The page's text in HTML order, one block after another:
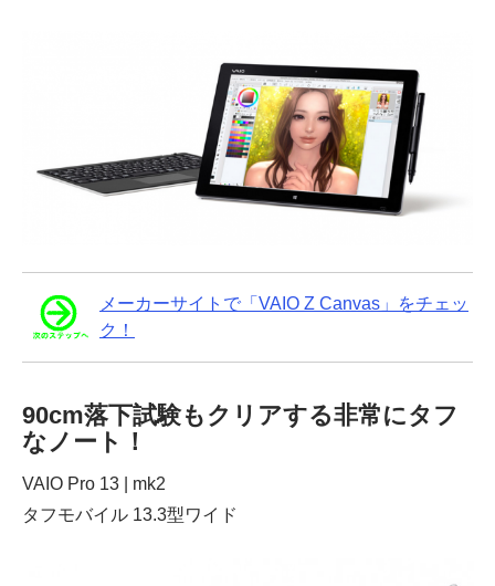
メーカーサイトで「VAIO Z Canvas」をチェッ
ク！
90cm落下試験もクリアする非常にタフ
なノート！
VAIO Pro 13 | mk2
タフモバイル 13.3型ワイド